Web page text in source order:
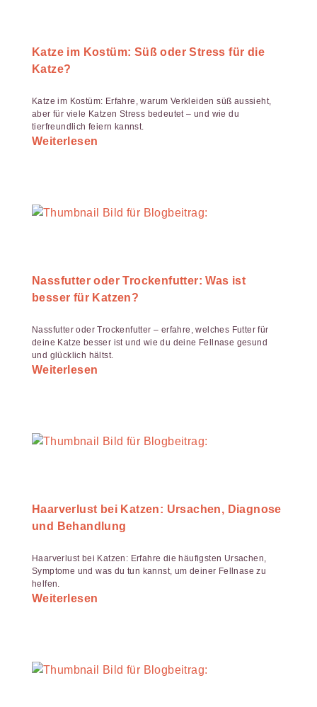
Katze im Kostüm: Süß oder Stress für die
Katze?
Katze im Kostüm: Erfahre, warum Verkleiden süß aussieht,
aber für viele Katzen Stress bedeutet – und wie du
tierfreundlich feiern kannst.
Weiterlesen
Nassfutter oder Trockenfutter: Was ist
besser für Katzen?
Nassfutter oder Trockenfutter – erfahre, welches Futter für
deine Katze besser ist und wie du deine Fellnase gesund
und glücklich hältst.
Weiterlesen
Haarverlust bei Katzen: Ursachen, Diagnose
und Behandlung
Haarverlust bei Katzen: Erfahre die häufigsten Ursachen,
Symptome und was du tun kannst, um deiner Fellnase zu
helfen.
Weiterlesen